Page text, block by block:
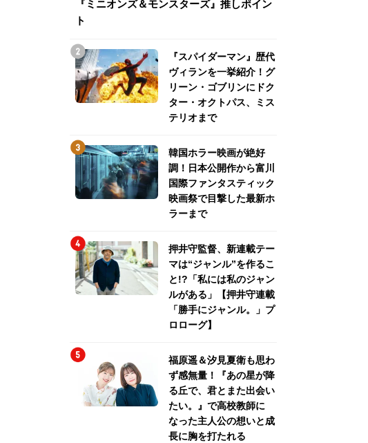
『ミニオンズ＆モンスターズ』推しポイン
ト
『スパイダーマン』歴代
ヴィランを一挙紹介！グ
リーン・ゴブリンにドク
ター・オクトパス、ミス
テリオまで
韓国ホラー映画が絶好
調！日本公開作から富川
国際ファンタスティック
映画祭で目撃した最新ホ
ラーまで
押井守監督、新連載テー
マは“ジャンル”を作るこ
と!?「私には私のジャン
ルがある」【押井守連載
「勝手にジャンル。」プ
ロローグ】
福原遥＆汐見夏衛も思わ
ず感無量！『あの星が降
る丘で、君とまた出会い
たい。』で高校教師に
なった主人公の想いと成
長に胸を打たれる